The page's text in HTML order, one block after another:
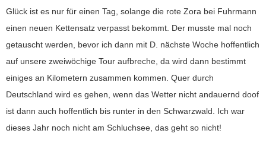
Glück ist es nur für einen Tag, solange die rote Zora bei Fuhrmann
einen neuen Kettensatz verpasst bekommt. Der musste mal noch
getauscht werden, bevor ich dann mit D. nächste Woche hoffentlich
auf unsere zweiwöchige Tour aufbreche, da wird dann bestimmt
einiges an Kilometern zusammen kommen. Quer durch
Deutschland wird es gehen, wenn das Wetter nicht andauernd doof
ist dann auch hoffentlich bis runter in den Schwarzwald. Ich war
dieses Jahr noch nicht am Schluchsee, das geht so nicht!